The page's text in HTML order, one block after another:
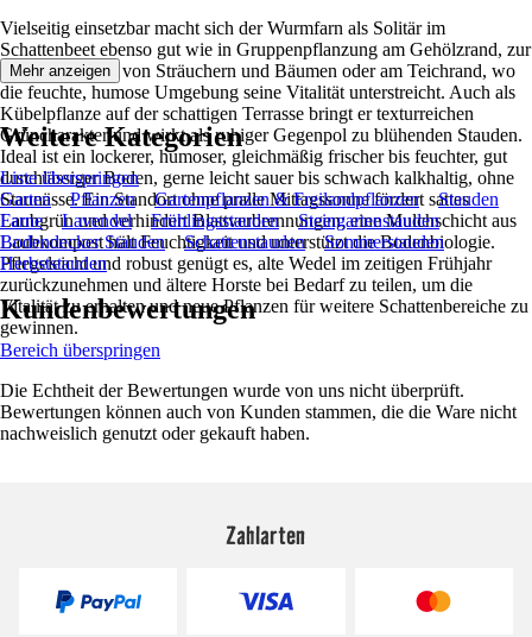
Vielseitig einsetzbar macht sich der Wurmfarn als Solitär im
Schattenbeet ebenso gut wie in Gruppenpflanzung am Gehölzrand, zur
Unterpflanzung von Sträuchern und Bäumen oder am Teichrand, wo
die feuchte, humose Umgebung seine Vitalität unterstreicht. Auch als
Kübelpflanze auf der schattigen Terrasse bringt er texturreichen
Grüncharakter und wirkt als ruhiger Gegenpol zu blühenden Stauden.
Ideal ist ein lockerer, humoser, gleichmäßig frischer bis feuchter, gut
durchlässiger Boden, gerne leicht sauer bis schwach kalkhaltig, ohne
Staunässe. Ein Standort ohne pralle Mittagssonne fördert sattes
Laubgrün und verhindert Blattverbrennungen; eine Mulchschicht aus
Laubkompost hält Feuchtigkeit und unterstützt die Bodenbiologie.
Pflegeleicht und robust genügt es, alte Wedel im zeitigen Frühjahr
zurückzunehmen und ältere Horste bei Bedarf zu teilen, um die
Vitalität zu erhalten und neue Pflanzen für weitere Schattenbereiche zu
gewinnen.
Mehr anzeigen
Weitere Kategorien
Liste überspringen
Garten
Pflanzen Gartenpflanzen & Freilandpflanzen
Stauden
Farne
Lavendel Frühlingsstauden
Steingartenstauden
Bodendecker Stauden
Schattenstauden
Sommerstauden
Herbststauden
Kundenbewertungen
Bereich überspringen
Die Echtheit der Bewertungen wurde von uns nicht überprüft.
Bewertungen können auch von Kunden stammen, die die Ware nicht
nachweislich genutzt oder gekauft haben.
Zahlarten